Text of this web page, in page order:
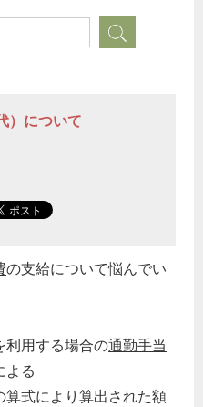
）について
の支給について悩んでい
利用する場合の通勤手当
よる
算式により算出された額